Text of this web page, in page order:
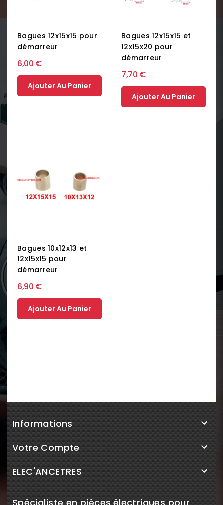
Bagues 12x15x15 pour
démarreur
6,00 €
Ajouter Au Panier
Bagues 12x15x15 et
12x15x20 pour
démarreur
7,70 €
Ajouter Au Panier
Bagues 10x12x13 et
12x15x15 pour
démarreur
6,90 €
Ajouter Au Panier
Informations 
Votre Compte 
ELEC'ANCETRES 
Spécialiste en pièces électriques pour